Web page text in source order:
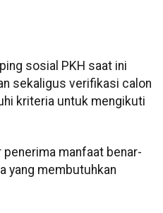
sosial PKH saat ini
sekaligus verifikasi calon
kriteria untuk mengikuti
penerima manfaat benar-
yang membutuhkan